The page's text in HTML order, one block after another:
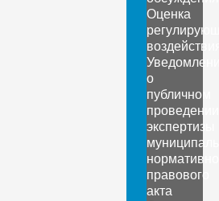
Оценка
о
публичном
проведении
экспертизы
правового
акта